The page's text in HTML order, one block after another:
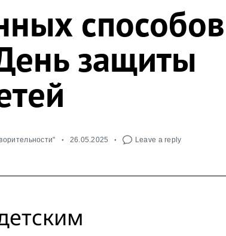
способов
защиты
26.05.2025 Leave a reply